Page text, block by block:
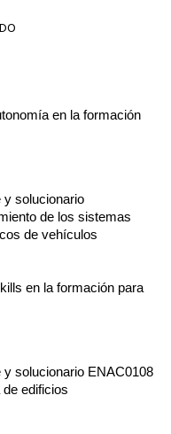
en la formación
y solucionario
de los sistemas
de vehículos
en la formación para
solucionario ENAC0108
edificios